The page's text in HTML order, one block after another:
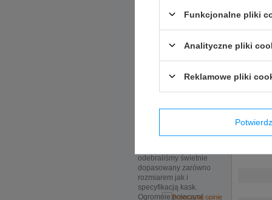
Ekspedientka sama
okazało się kluczowe.
nadmieniona
kasku jaki nas
czym sama zamówiła
odebraliśmy świetnie
dopasowany zarówno
rozmiarem jak i
specyfikacją kask.
Ogromnie polecam!
Z prawej
Funkcjonalne pliki
Analityczne pliki
Reklamowe pliki